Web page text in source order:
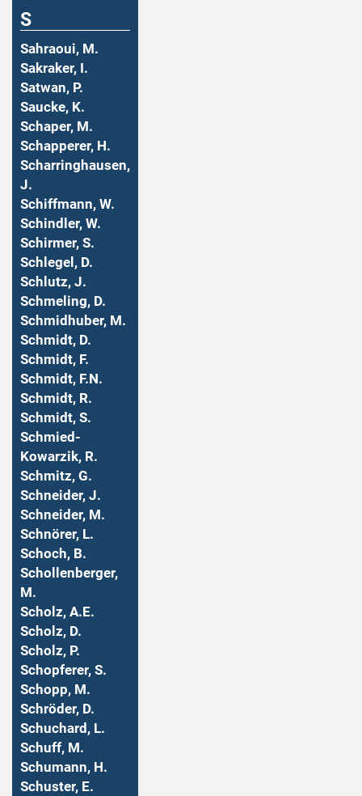
S
Sahraoui, M.
Sakraker, I.
Satwan, P.
Saucke, K.
Schaper, M.
Schapperer, H.
Scharringhausen,
J.
Schiffmann, W.
Schindler, W.
Schirmer, S.
Schlegel, D.
Schlutz, J.
Schmeling, D.
Schmidhuber, M.
Schmidt, D.
Schmidt, F.
Schmidt, F.N.
Schmidt, R.
Schmidt, S.
Schmied-
Kowarzik, R.
Schmitz, G.
Schneider, J.
Schneider, M.
Schnörer, L.
Schoch, B.
Schollenberger,
M.
Scholz, A.E.
Scholz, D.
Scholz, P.
Schopferer, S.
Schopp, M.
Schröder, D.
Schuchard, L.
Schuff, M.
Schumann, H.
Schuster, E.